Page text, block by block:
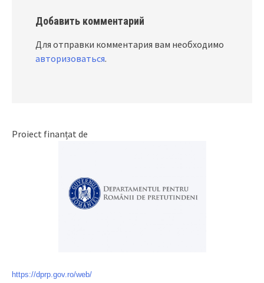
Добавить комментарий
Для отправки комментария вам необходимо
авторизоваться.
Proiect finanțat de
https://dprp.gov.ro/web/